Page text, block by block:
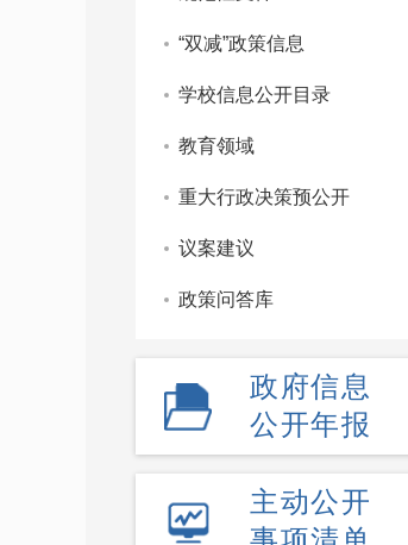
“双减”政策信息
学校信息公开目录
教育领域
重大行政决策预公开
议案建议
政策问答库
政府信息
公开年报
主动公开